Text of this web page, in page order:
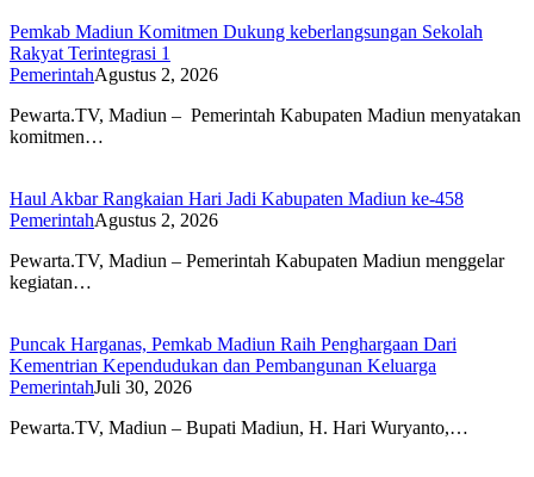
Pemkab Madiun Komitmen Dukung keberlangsungan Sekolah
Rakyat Terintegrasi 1
PemerintahAgustus 2, 2026
Pewarta.TV, Madiun – Pemerintah Kabupaten Madiun menyatakan
komitmen…
Haul Akbar Rangkaian Hari Jadi Kabupaten Madiun ke-458
PemerintahAgustus 2, 2026
Pewarta.TV, Madiun – Pemerintah Kabupaten Madiun menggelar
kegiatan…
Puncak Harganas, Pemkab Madiun Raih Penghargaan Dari
Kementrian Kependudukan dan Pembangunan Keluarga
PemerintahJuli 30, 2026
Pewarta.TV, Madiun – Bupati Madiun, H. Hari Wuryanto,…